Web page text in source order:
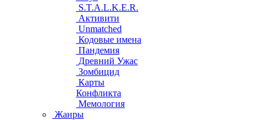
S.T.A.L.K.E.R.
Активити
Unmatched
Кодовые имена
Пандемия
Древний Ужас
Зомбицид
Карты
Конфликта
Мемология
Жанры